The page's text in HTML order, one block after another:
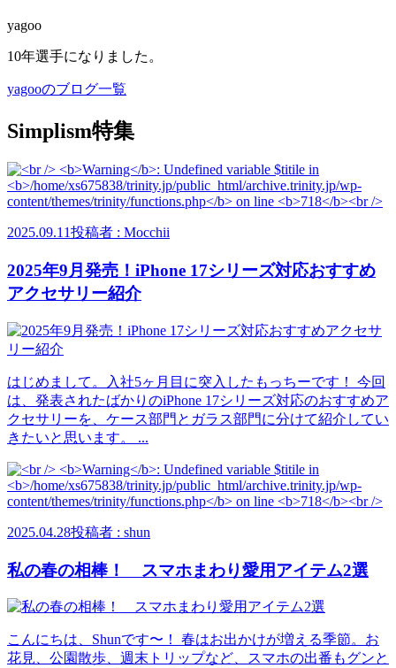
yagoo
10年選手になりました。
yagooのブログ一覧
Simplism特集
2025.09.11投稿者 : Mocchii
2025年9月発売！iPhone 17シリーズ対応おすすめ
アクセサリー紹介
はじめまして。入社5ヶ月目に突入したもっちーです！ 今回
は、発表されたばかりのiPhone 17シリーズ対応のおすすめア
クセサリーを、ケース部門とガラス部門に分けて紹介してい
きたいと思います。 ...
2025.04.28投稿者 : shun
私の春の相棒！ スマホまわり愛用アイテム2選
こんにちは、Shunです〜！ 春はお出かけが増える季節。お
花見、公園散歩、週末トリップなど、スマホの出番もグンと